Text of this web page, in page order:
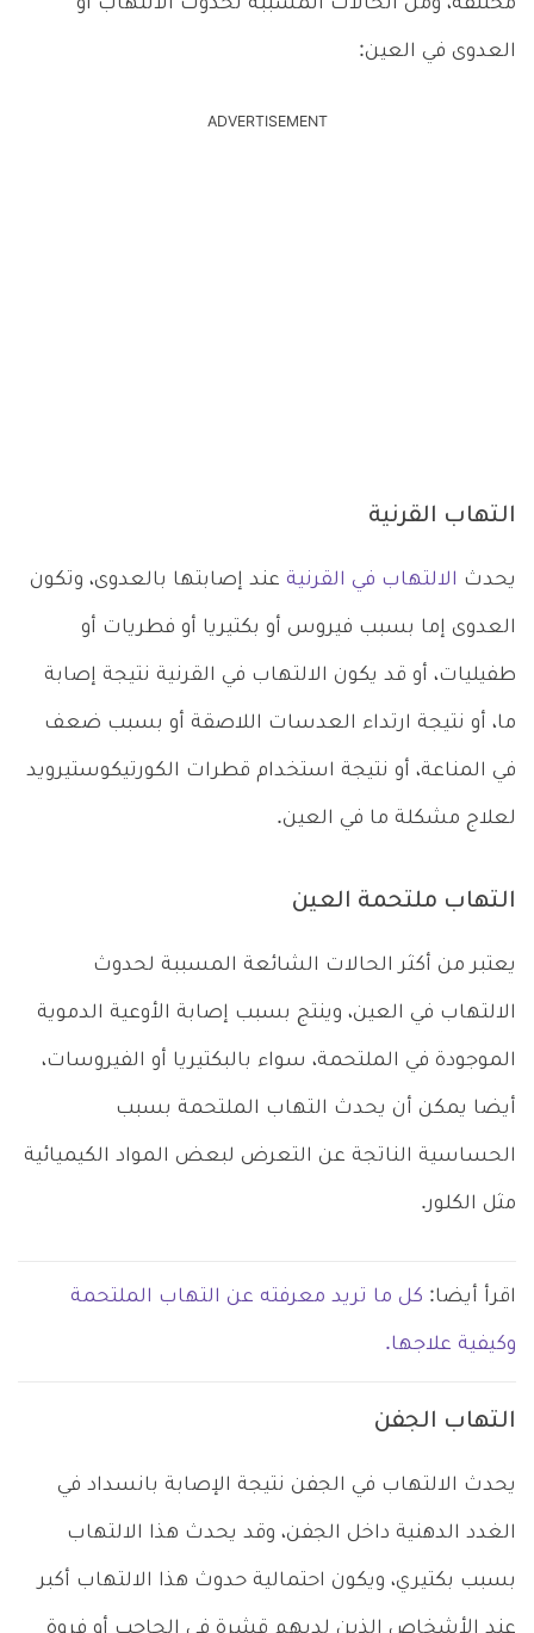
العدوى في العين:
ADVERTISEMENT
التهاب القرنية
يحدث الالتهاب في القرنية عند إصابتها بالعدوى، وتكون
العدوى إما بسبب فيروس أو بكتيريا أو فطريات أو
طفيليات، أو قد يكون الالتهاب في القرنية نتيجة إصابة
ما، أو نتيجة ارتداء العدسات اللاصقة أو بسبب ضعف
في المناعة، أو نتيجة استخدام قطرات الكورتيكوستيرويد
لعلاج مشكلة ما في العين.
التهاب ملتحمة العين
يعتبر من أكثر الحالات الشائعة المسببة لحدوث
الالتهاب في العين، وينتج بسبب إصابة الأوعية الدموية
الموجودة في الملتحمة، سواء بالبكتيريا أو الفيروسات،
أيضا يمكن أن يحدث التهاب الملتحمة بسبب
الحساسية الناتجة عن التعرض لبعض المواد الكيميائية
مثل الكلور.
اقرأ أيضا: كل ما تريد معرفته عن التهاب الملتحمة
وكيفية علاجها.
التهاب الجفن
يحدث الالتهاب في الجفن نتيجة الإصابة بانسداد في
الغدد الدهنية داخل الجفن، وقد يحدث هذا الالتهاب
بسبب بكتيري، ويكون احتمالية حدوث هذا الالتهاب أكبر